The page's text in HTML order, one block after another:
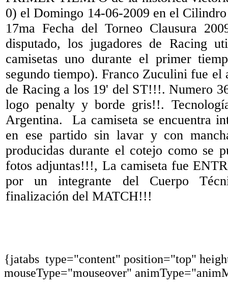
0) el Domingo 14-06-2009 en el
17ma Fecha del Torneo Clausura
disputado, los jugadores de Racing
camisetas uno durante el primer
segundo tiempo). Franco Zuculini fue el
de Racing a los 19' del ST!!!. Numero
logo penalty y borde gris!!.
Argentina. La camiseta se encuentra
en ese partido sin lavar y con
producidas durante el cotejo como se
fotos adjuntas!!!, La camiseta fue
por un integrante del Cuerpo
finalización del MATCH!!!
{jatabs type="content" position="top"
mouseType="mouseover"